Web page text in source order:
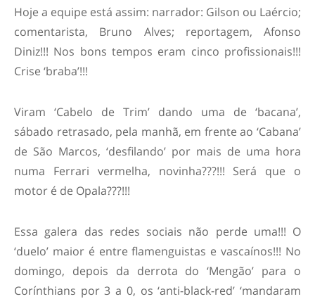
Hoje a equipe está assim: narrador: Gilson ou Laércio;
comentarista, Bruno Alves; reportagem, Afonso
Diniz!!! Nos bons tempos eram cinco profissionais!!!
Crise ‘braba’!!!
Viram ‘Cabelo de Trim’ dando uma de ‘bacana’,
sábado retrasado, pela manhã, em frente ao ‘Cabana’
de São Marcos, ‘desfilando’ por mais de uma hora
numa Ferrari vermelha, novinha???!!! Será que o
motor é de Opala???!!!
Essa galera das redes sociais não perde uma!!! O
‘duelo’ maior é entre flamenguistas e vascaínos!!! No
domingo, depois da derrota do ‘Mengão’ para o
Corínthians por 3 a 0, os ‘anti-black-red’ ‘mandaram